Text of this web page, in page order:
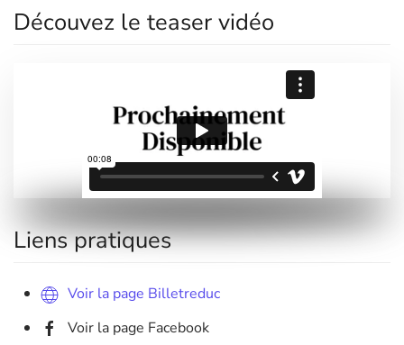
Découvez le teaser vidéo
Liens pratiques
Voir la page Billetreduc
Voir la page Facebook